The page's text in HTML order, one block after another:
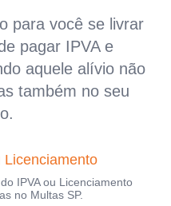
para você se livrar
pagar IPVA e
aquele alívio não
também no seu
Licenciamento
IPVA ou Licenciamento
no Multas SP.